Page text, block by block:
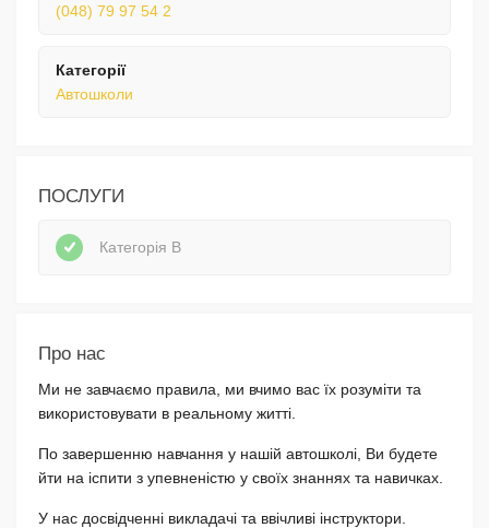
(048) 79 97 54 2
Категорії
Автошколи
ПОСЛУГИ
Категорія В
Про нас
Ми не завчаємо правила, ми вчимо вас їх розуміти та
використовувати в реальному житті.
По завершенню навчання у нашій автошколі, Ви будете
йти на іспити з упевненістю у своїх знаннях та навичках.
У нас досвідченні викладачі та ввічливі інструктори.